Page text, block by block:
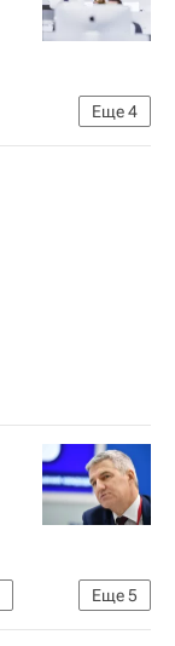
Еще4
Министерство строительства и жилищно-коммунального хозяйства РФ (Минстрой России)
Еще5